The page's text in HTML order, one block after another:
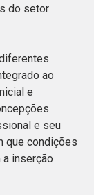
do setor
ao
e
e seu
que condições
inserção